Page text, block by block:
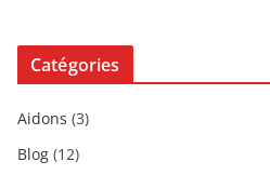
Catégories
Aidons (3)
Blog (12)